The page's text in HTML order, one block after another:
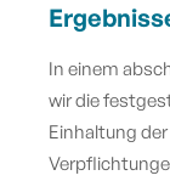
In einem
wir die
Einhaltung